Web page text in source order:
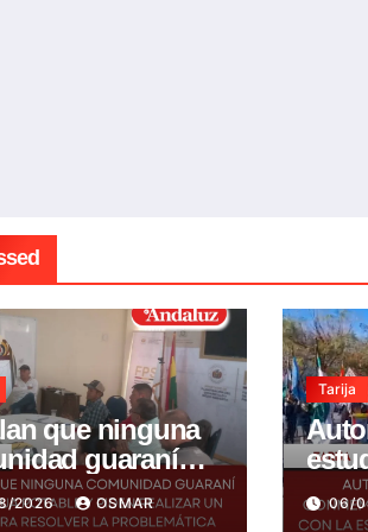
que ninguna
guaraní
potable y
realizar un Foro
2026 OSMAR
Tarija
06/